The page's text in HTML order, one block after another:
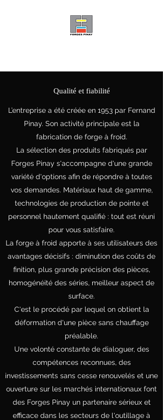
Qualité et fiabilité
L’entreprise a été créée en 1953 par Fernand
Pinay. Son activité principale est la
fabrication de forge à froid.
La sélection des produits fabriqués par
Forges Pinay s'accompagne d'une grande
variété d'options afin de répondre à toutes
vos demandes. Matériaux haut de gamme,
technologies de production de pointe et
personnel hautement qualifié : tout est réuni
pour vous satisfaire.
La forge à froid apporte à ses utilisateurs des
avantages décisifs : diminution des coûts de
finition, plus grande précision des pièces,
homogénéité des séries, meilleur aspect de
surface.
C'est le procédé par lequel on obtient la
déformation d'une pièce sans chauffage
préalable.
Une volonté constante de dialoguer, des
compétences reconnues, des
investissements sans cesse renouvelés et une
ouverture sur les marchés internationaux font
des Forges Pinay un partenaire sérieux et
efficace dans les secteurs de l'outillage à